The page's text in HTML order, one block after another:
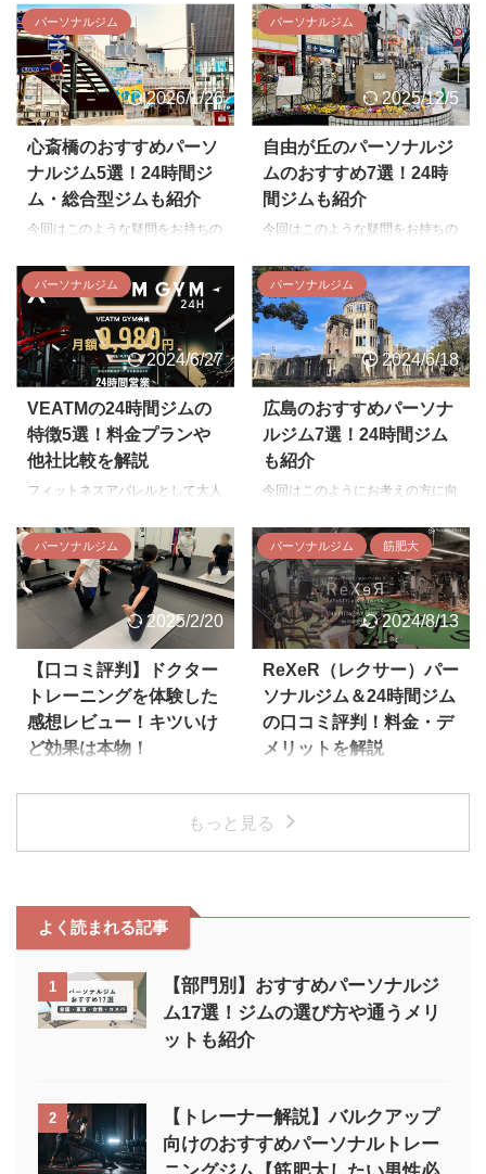
中にあったり、仕事の前後にも営
業しているジム、休日ならプライ
ベートの用事と合わせやすい ...
か、休日であれば自宅に近い場
所、プライベートの予定と合わせ
やすい営業時間など生活習慣に合
...
ンラインフィットネスサービス
「ミラーフィット」。 しかし、
購入する前に使っている人の口コ
ミ・レビューで「効果があるの
か」「楽しく続けられそうか」チ
ェックしたいですよね。 そこで
今回は、トレーニング歴4年目の
筆者が実際にミラーフィットを体
験したレビューをご紹介します！
利用者の口コミやサービスの特
徴、料金など購入前に知りたい情
ご覧ください。 黄皓氏が手がけ
るミラーフィットを体験してみ
た！ 中国出身の実業家である黄
皓氏が手がけるミラーフィットを
体験し ...
ソナルジムを紹介します。 ジム
ごとの特徴も細かく解説するの
で、ぜひ参考にしてみてくださ
い。 熊本のパーソナルジムの選
び方 熊本のパーソナルジムの選
び方を紹介します。 営業時間・
立地 予算に合う価格帯 トレーナ
ーのレベル・相性 コンディショ
ニング 営業時間・立地 パーソナ
ルジムは一般的に2〜3ヶ月通う
ものですので、仕事・プライベー
ジムを選びましょう。 平日に通
うなら仕事前の早朝か仕事終わり
の夜間に通えるか、休日なら自宅
...
パーソナルジム
2026/1/26
心斎橋のおすすめパーソ
ナルジム5選！24時間ジ
ム・総合型ジムも紹介
今回はこのような疑問をお持ちの
ソナルジムを紹介します。 心斎
橋といえば飲食店やアパレルショ
ップなどが数多く立ち並ぶ繁華街
で、大阪屈指の人通りの多いエリ
アでもあるためパーソナルジムも
激戦区です。 その中でも特に優
れたパーソナルジムを厳選して紹
介するので、ぜひ参考にしてくだ
さい。 心斎橋のパーソナルジム
の選び方 心斎橋のパーソナルジ
ムの選び方を紹介します。 通い
格帯 トレーナーの指導力・相性
コンディショニングのレベル 通
いやすい営業時間や立地 パー ...
パーソナルジム
2025/12/5
自由が丘のパーソナルジ
ムのおすすめ7選！24時
間ジムも紹介
今回はこのような疑問をお持ちの
パーソナルジムを紹介します。
交通の便が良く住みやすいと評判
の自由が丘はパーソナルジムの激
戦区でもあり、ハイレベルなジム
が多いです。 その中でも特にお
すすめなジムを紹介するので、ぜ
ひ最後までご覧ください。 自由
が丘のパーソナルジムの選び方
自由が丘のパーソナルジムの選び
方を紹介します。 立地や営業時
間 適切な価格帯 トレーナーのレ
のレベル 立地や営業時間 パーソ
ナルジムは数ヶ月通うのが一般的
ですので、仕事やプライベー ...
パーソナルジム
2024/6/27
VEATMの24時間ジムの
特徴5選！料金プランや
他社比較を解説
フィットネスアパレルとして大人
坂にて24時間ジムをオープンし
ました。 このような疑問をお持
ちの方に向け、VEATMからいた
だいた情報を基にVEATMの特徴
やプラン、他社との違いについて
解説していきます。 VEATMの24
時間ジムの特徴 基本情報 詳細 住
所 〒107-0052 東京都港区赤坂3
丁目17-1 いちご赤坂317ビル 2F
最寄り駅 赤坂見附駅徒歩3分 赤坂
駅徒歩4分 営業時間 24時間(スタ
号 03-6459-1077 ...
パーソナルジム
2024/6/18
広島のおすすめパーソナ
ルジム7選！24時間ジム
も紹介
今回はこのようにお考えの方に向
ルジムを紹介します。 HPや口コ
ミ評判を鑑みて、優れたパーソナ
ルジムを厳選して紹介しているの
でぜひ参考にどうぞ。 広島のパ
ーソナルジムの選び方 広島のパ
ーソナルジムの選び方を紹介しま
す。 通いやすい立地・営業時間
予算内の価格帯 トレーナーの指
導力・人間性 コンディショニン
グの丁寧さ 通いやすい立地・営
業時間 パーソナルジムは2〜3ヶ
の生活習慣の中で通いやすい立地
や営業時間であることが重要で
パーソナルジム
2025/2/20
【口コミ評判】ドクター
トレーニングを体験した
感想レビュー！キツいけ
ど効果は本物！
グが受けられると今話題ですが、
ーニングの体験に行った感想を忖
度なしにレビューしたいと思いま
す！ さらにジムのメリット・デ
メリットや口コミ、料金プランな
どの知りたい内容をまとめて知り
たい人は、ぜひ参考にしてくださ
い。 ドクタートレーニングで体
す。 店内の様子 カウンセリング
体験トレーニング 店内の様 ...
パーソナルジム 筋肥大
2024/8/13
ReXeR（レクサー）パー
ソナルジム＆24時間ジム
の口コミ評判！料金・デ
メリットを解説
るハイレベルなジムとして人気の
https://youtu.be/Fx6PgHtXzFo ま
ずはReXeR（レクサー）がどの
ようなジムなのか概要を紹介しま
の中では紛れもな ...
もっと見る
よく読まれる記事
1
【部門別】おすすめパーソナルジ
ム17選！ジムの選び方や通うメリ
ットも紹介
2
【トレーナー解説】バルクアップ
向けのおすすめパーソナルトレー